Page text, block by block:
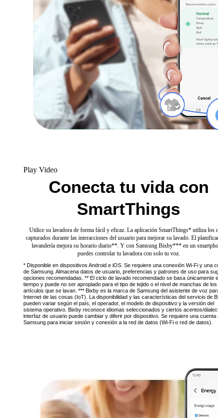
Play Video
Conecta tu vida con
SmartThings
Utilice su lavadora de forma fácil y eficaz. La aplicación SmartThings* utiliza los
capturados durante las interacciones del usuario para mejorar su lavado. El
lavandería mejora su horario diario**. Y con Samsung Bixby*** en un
puedes controlar tu lavadora con solo tu voz.
* Disponible en dispositivos Android e iOS. Se requiere una conexión Wi-Fi y una
de Samsung. Almacena datos de usuario, preferencias y patrones de uso para
opciones recomendadas. ** El ciclo de lavado recomendado se basa únicamente
tiempo y puede no ser apropiado para el tipo de tejido o el nivel de manchas de los
artículos que se lavan. *** Bixby es la marca de Samsung del asistente de voz
Internet de las cosas (IoT). La disponibilidad y las características del servicio de
pueden variar según el país, el operador, el modelo de dispositivo y la versión del
sistema operativo. Bixby reconoce idiomas seleccionados y ciertos acentos/
interfaz de usuario puede cambiar y diferir por dispositivo. Se requiere una cuenta
Samsung para iniciar sesión y conexión a la red de datos (Wi-Fi o red de datos).